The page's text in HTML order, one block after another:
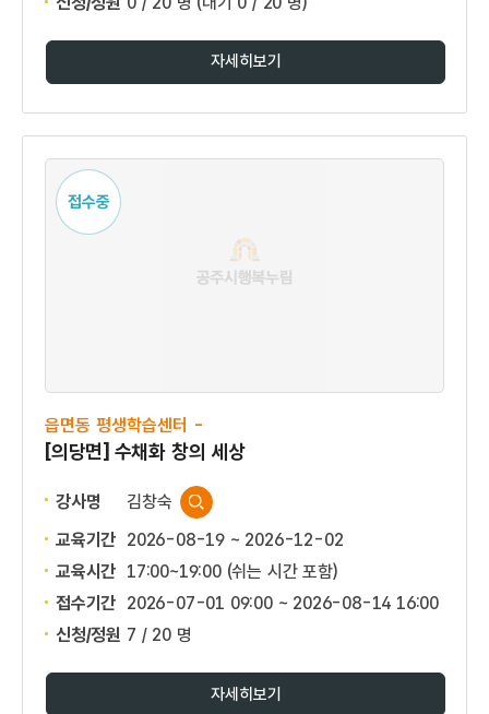
자세히보기
접수중
읍면동 평생학습센터 -
[의당면] 수채화 창의 세상
강사명
김창숙
교육기간 2026-08-19 ~ 2026-12-02
교육시간 17:00~19:00 (쉬는 시간 포함)
접수기간 2026-07-01 09:00 ~ 2026-08-14 16:00
신청/정원 7 / 20 명
자세히보기